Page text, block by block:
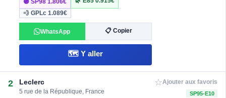
🟣 SP981.806€
💨 GPLc1.089€
WhatsApp 📋 Copier
🗺️ Y aller
2 Leclerc
5 rue de la République, France
☆Ajouter aux favoris
SP95-E10